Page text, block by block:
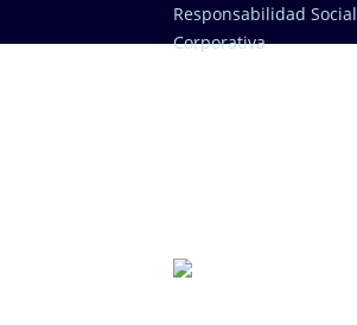
Responsabilidad Social
Corporativa